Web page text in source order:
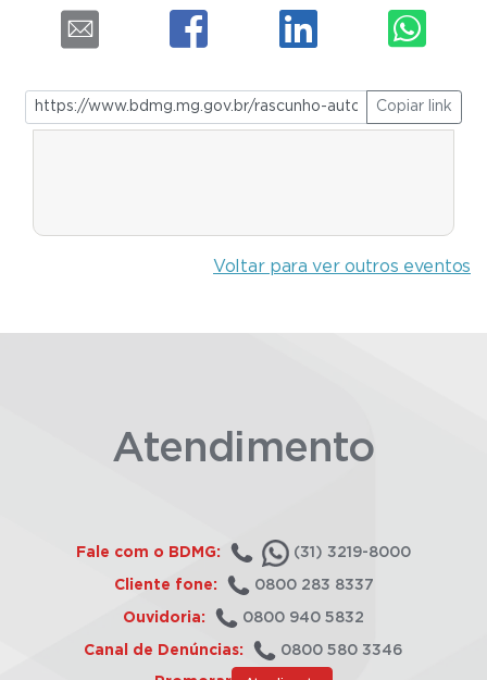
Copiar link
Voltar para ver outros eventos
Atendimento
Fale com o BDMG: (31) 3219-8000
Cliente fone: 0800 283 8337
Ouvidoria: 0800 940 5832
Canal de Denúncias: 0800 580 3346